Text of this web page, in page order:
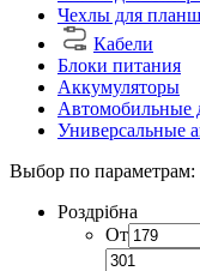
Чехлы для
Кабели
Блоки питания
Аккумуляторы
Автомобильные
Универсальные
Выбор по параметрам:
Роздрібна
От